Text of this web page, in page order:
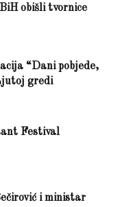
obišli tvornice
“Dani pobjede,
gredi
Festival
i ministar